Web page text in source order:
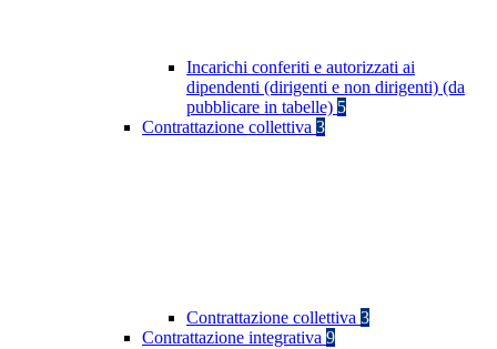
Incarichi conferiti e autorizzati ai
dipendenti (dirigenti e non dirigenti) (da
pubblicare in tabelle) 5
Contrattazione collettiva 3
Contrattazione collettiva 3
Contrattazione integrativa 9